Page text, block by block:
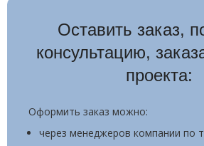
Оставить заказ,
консультацию,
проекта:
Оформить заказ можно:
через менеджеров компании по